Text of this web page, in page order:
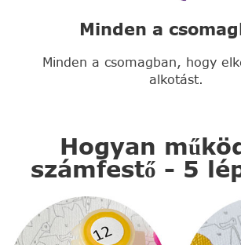
Minden a
Minden a csomagban, hogy
alkotást.
Hogyan
számfestő - 5